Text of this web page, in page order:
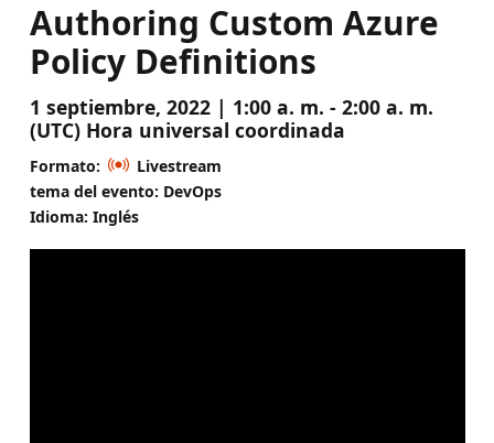
Authoring Custom Azure
Policy Definitions
1 septiembre, 2022 | 1:00 a. m. - 2:00 a. m.
(UTC) Hora universal coordinada
Formato:
Livestream
tema del evento: DevOps
Idioma: Inglés